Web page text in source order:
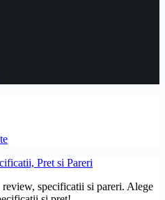
Pret si Pareri
specificatii si pareri. Alege